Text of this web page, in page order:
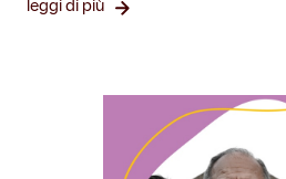
leggi di più